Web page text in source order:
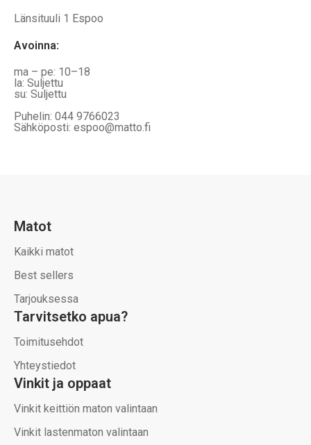
Länsituuli 1 Espoo
Avoinna:
ma – pe: 10–18
la: Suljettu
su: Suljettu
Puhelin: 044 9766023
Sähköposti: espoo@matto.fi
Matot
Kaikki matot
Best sellers
Tarjouksessa
Tarvitsetko apua?
Toimitusehdot
Yhteystiedot
Vinkit ja oppaat
Vinkit keittiön maton valintaan
Vinkit lastenmaton valintaan